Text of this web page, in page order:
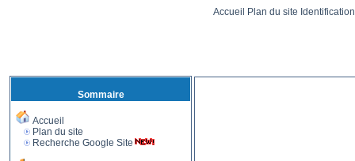
Accueil Plan du site
Sommaire
Accueil
Plan du site
Recherche Google Site